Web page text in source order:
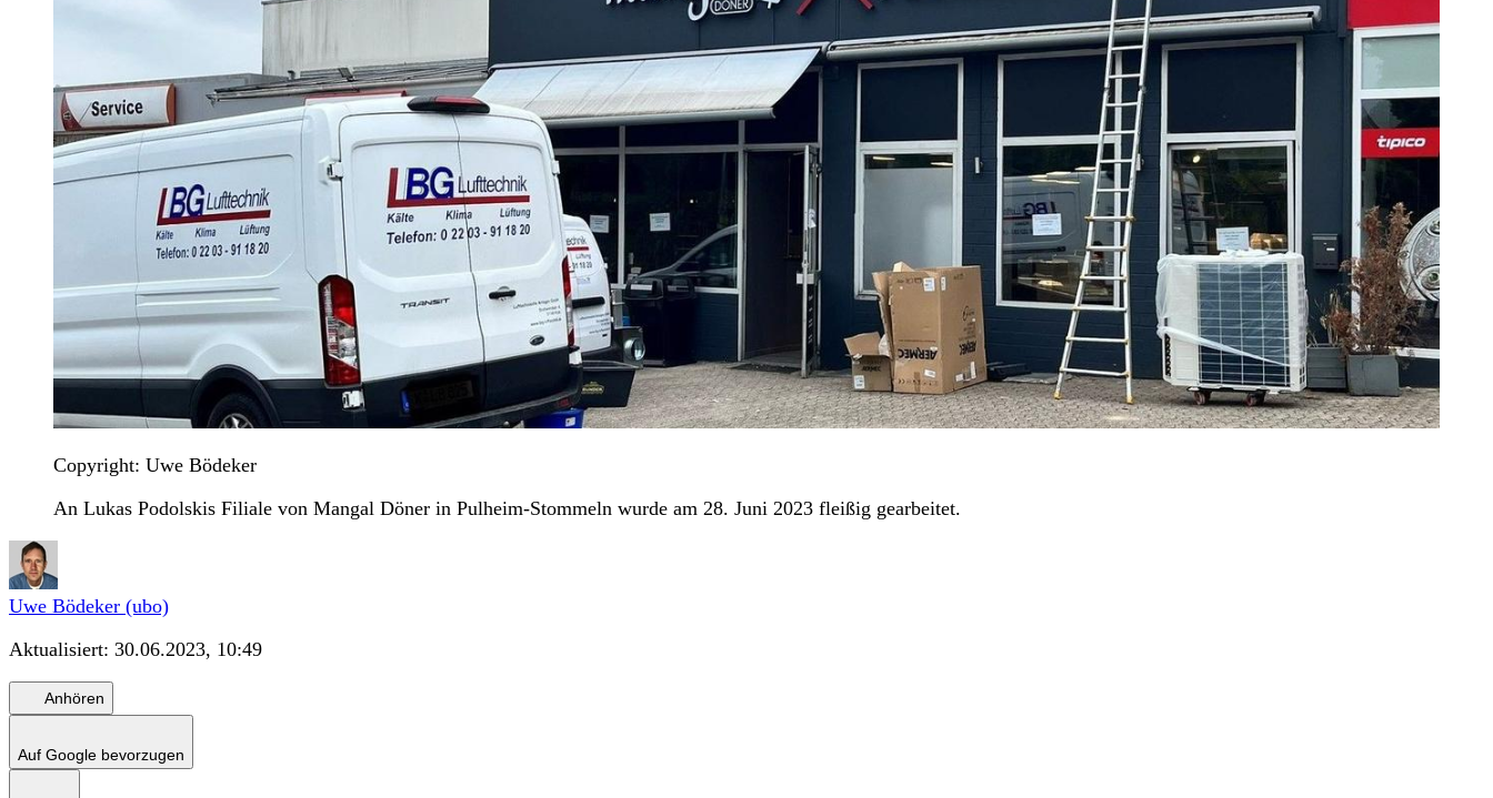
Copyright: Uwe Bödeker
An Lukas Podolskis Filiale von Mangal Döner in Pulheim-Stommeln wurde am 28. Juni 2023 fleißig gearbeitet.
Uwe Bödeker (ubo)
Aktualisiert: 30.06.2023, 10:49
Anhören
Auf Google bevorzugen